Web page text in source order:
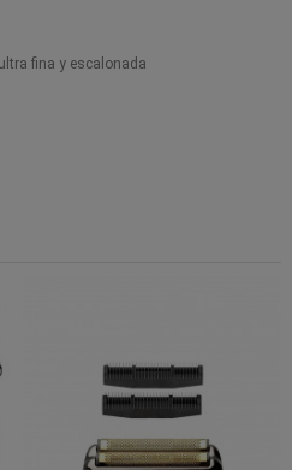
fina y escalonada